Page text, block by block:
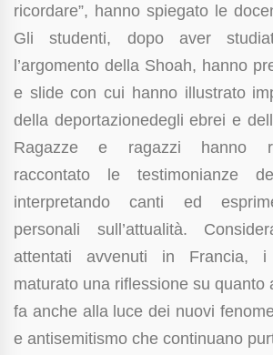
ricordare”, hanno spiegato le
Gli studenti, dopo aver
l’argomento della Shoah, hanno
e slide con cui hanno illustrato
della deportazionedegli ebrei e
Ragazze e ragazzi hanno
raccontato le testimonianze
interpretando canti ed
personali sull’attualità.
attentati avvenuti in Francia, i
maturato una riflessione su quanto
fa anche alla luce dei nuovi
e antisemitismo che continuano